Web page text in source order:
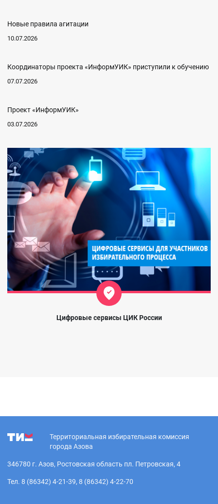
Новые правила агитации
10.07.2026
Координаторы проекта «ИнформУИК» приступили к обучению
07.07.2026
Проект «ИнформУИК»
03.07.2026
Цифровые сервисы ЦИК России
Территориальная избирательная комиссия
города Азова
346780 г. Азов, Ростовская область пл. Петровская, 4
Тел. 8 (86342) 4-21-39, 8 (86342) 4-22-70